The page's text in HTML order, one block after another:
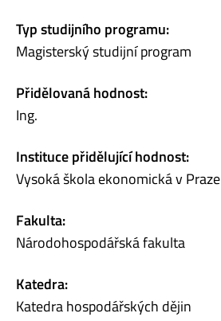
Typ studijního programu:
Magisterský studijní program
Přidělovaná hodnost:
Ing.
Instituce přidělující hodnost:
Vysoká škola ekonomická v Praze
Fakulta:
Národohospodářská fakulta
Katedra:
Katedra hospodářských dějin